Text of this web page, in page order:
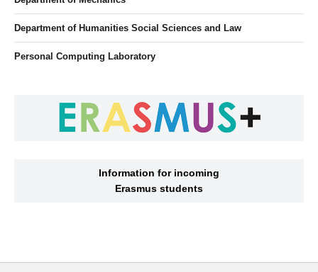
Department of Humanities Social Sciences and Law
Personal Computing Laboratory
Information for incoming
Erasmus students